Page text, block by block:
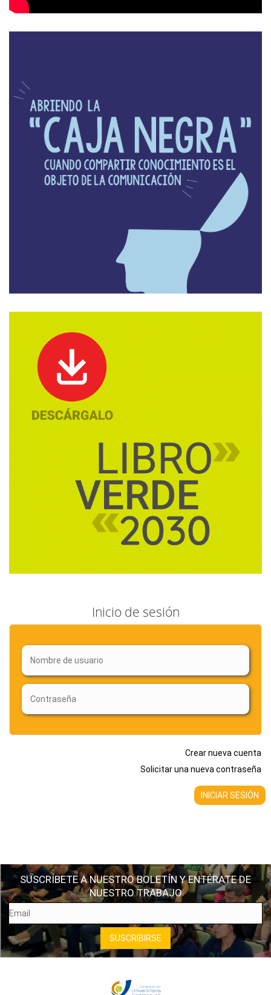
Inicio de sesión
Crear nueva cuenta
Solicitar una nueva contraseña
SUSCRÍBETE A NUESTRO BOLETÍN Y ENTÉRATE DE
NUESTRO TRABAJO